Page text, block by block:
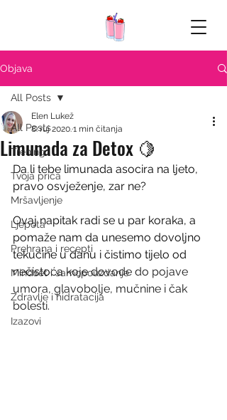
Objava
All Posts
Trening
Tvoja priča
Mršavljenje
Ljepota
Prehrana i recepti
Mindset i samopouzdanje
Zdravlje i hidratacija
Izazovi
All Posts
Limunada za Detox 🍋
Elen Lukež
8. ruj 2020.1 min čitanja
Da li tebe limunada asocira na ljeto,
pravo osvježenje, zar ne?
Ovaj napitak radi se u par koraka, a
pomaže nam da unesemo dovoljno
tekućine u danu i čistimo tijelo od
nečistoća koje dovode do pojave
umora, glavobolje, mučnine i čak
bolesti.